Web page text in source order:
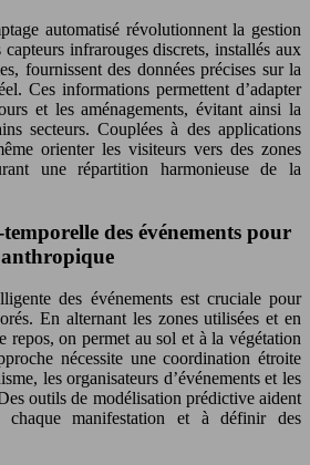
automatisé révolutionnent la gestion
infrarouges discrets, installés aux
fournissent des données précises sur la
Ces informations permettent d’adapter
et les aménagements, évitant ainsi la
secteurs. Couplées à des applications
orienter les visiteurs vers des zones
une répartition harmonieuse de la
des événements pour
des événements est cruciale pour
En alternant les zones utilisées et en
repos, on permet au sol et à la végétation
nécessite une coordination étroite
les organisateurs d’événements et les
outils de modélisation prédictive aident
chaque manifestation et à définir des